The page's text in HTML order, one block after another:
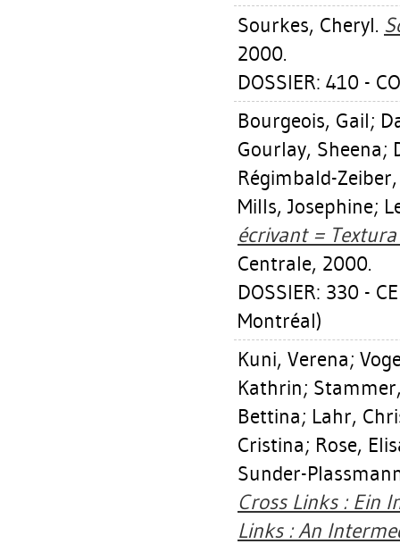
Sourkes, Cheryl.
2000.
DOSSIER: 410 -
Bourgeois, Gail;
Gourlay, Sheena;
Régimbald-
Mills, Josephine;
écrivant =
Centrale, 2000.
DOSSIER: 330 -
Montréal)
Kuni, Verena;
Kathrin;
Bettina; Lahr,
Cristina; Rose,
Sunder-
Cross Links : Ein
Links : An